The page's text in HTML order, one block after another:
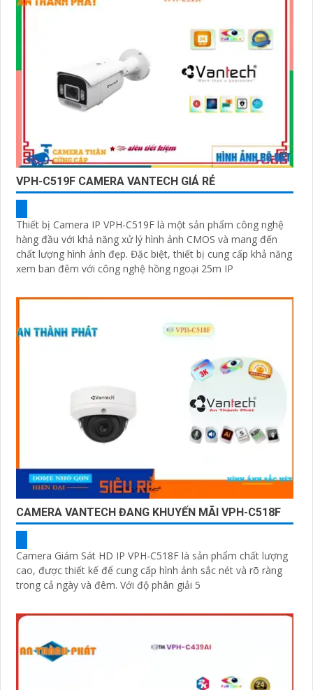
VPH-C519F CAMERA VANTECH GIÁ RẺ
Thiết bị Camera IP VPH-C519F là một sản phẩm công nghệ
hàng đầu với khả năng xử lý hình ảnh CMOS và mang đến
chất lượng hình ảnh đẹp. Đặc biệt, thiết bị cung cấp khả năng
xem ban đêm với công nghệ hồng ngoại 25m IP
CAMERA VANTECH ĐANG KHUYẾN MÃI VPH-C518F
Camera Giám Sát HD IP VPH-C518F là sản phẩm chất lượng
cao, được thiết kế để cung cấp hình ảnh sắc nét và rõ ràng
trong cả ngày và đêm. Với độ phân giải 5